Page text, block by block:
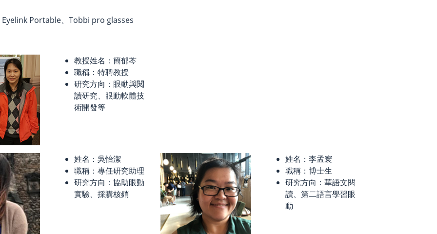
Eyelink Portable、Tobbi pro glasses
教授姓名：簡郁芩
職稱：特聘教授
研究方向：眼動與閱
讀研究、眼動軟體技
術開發等
姓名：吳怡潔
職稱：專任研究助理
研究方向：協助眼動
實驗、採購核銷
姓名：李孟寰
職稱：博士生
研究方向：華語文閱
讀、第二語言學習眼
動